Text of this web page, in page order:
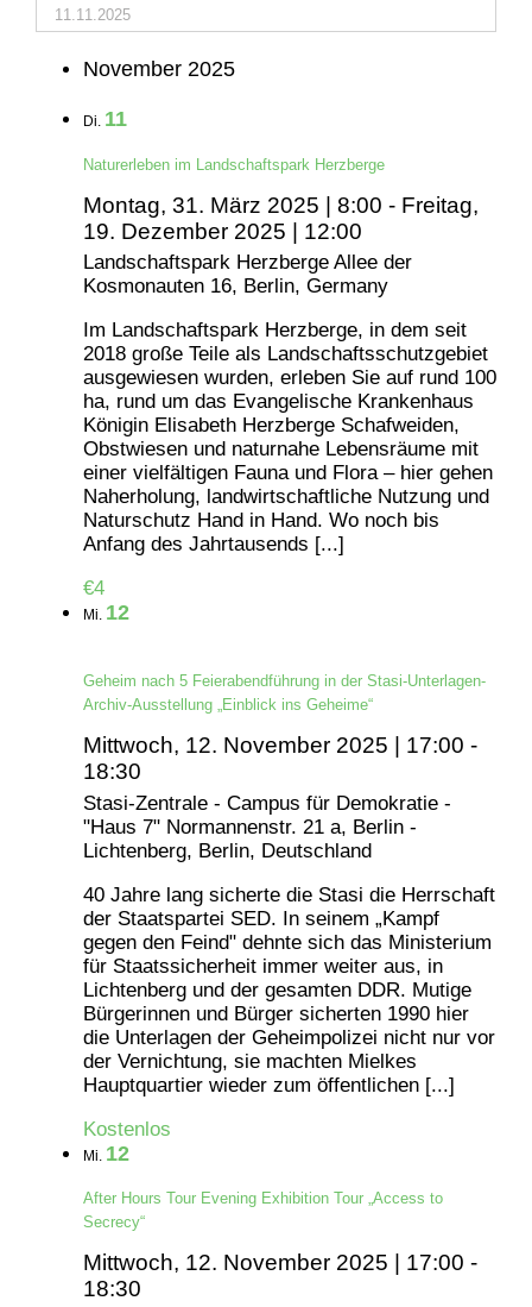
November 2025
Di. 11
Naturerleben im Landschaftspark Herzberge
Montag, 31. März 2025 | 8:00 - Freitag,
19. Dezember 2025 | 12:00
Landschaftspark Herzberge Allee der
Kosmonauten 16, Berlin, Germany
Im Landschaftspark Herzberge, in dem seit
2018 große Teile als Landschaftsschutzgebiet
ausgewiesen wurden, erleben Sie auf rund 100
ha, rund um das Evangelische Krankenhaus
Königin Elisabeth Herzberge Schafweiden,
Obstwiesen und naturnahe Lebensräume mit
einer vielfältigen Fauna und Flora – hier gehen
Naherholung, landwirtschaftliche Nutzung und
Naturschutz Hand in Hand. Wo noch bis
Anfang des Jahrtausends [...]
€4
Mi. 12
Geheim nach 5 Feierabendführung in der Stasi-Unterlagen-
Archiv-Ausstellung „Einblick ins Geheime“
Mittwoch, 12. November 2025 | 17:00 -
18:30
Stasi-Zentrale - Campus für Demokratie -
"Haus 7" Normannenstr. 21 a, Berlin -
Lichtenberg, Berlin, Deutschland
40 Jahre lang sicherte die Stasi die Herrschaft
der Staatspartei SED. In seinem „Kampf
gegen den Feind" dehnte sich das Ministerium
für Staatssicherheit immer weiter aus, in
Lichtenberg und der gesamten DDR. Mutige
Bürgerinnen und Bürger sicherten 1990 hier
die Unterlagen der Geheimpolizei nicht nur vor
der Vernichtung, sie machten Mielkes
Hauptquartier wieder zum öffentlichen [...]
Kostenlos
Mi. 12
After Hours Tour Evening Exhibition Tour „Access to
Secrecy“
Mittwoch, 12. November 2025 | 17:00 -
18:30